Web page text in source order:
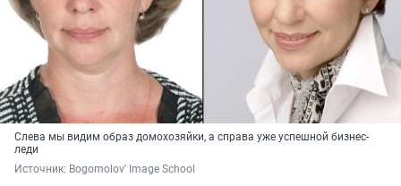
Слева мы видим образ домохозяйки, а справа уже успешной бизнес-
леди
Источник: Bogomolov' Image School